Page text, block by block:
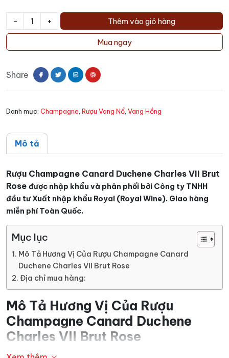
-
Rượu
Champagne
Canard
Charles
Rose
+ Thêm vào giỏ hàng
Mua ngay
Share
Danh mục: Champagne, Rượu Vang Nổ, Vang Hồng
Mô tả
Rượu Champagne Canard Duchene Charles VII Brut
Rose được nhập khẩu và phân phối bởi Công ty TNHH
đầu tư Xuất nhập khẩu Royal (Royal Wine). Giao hàng
miễn phí Toàn Quốc.
Mục lục
Mô Tả Hương Vị Của Rượu Champagne Canard
Duchene Charles VII Brut Rose
Địa chỉ mua hàng:
Mô Tả Hương Vị Của Rượu
Champagne Canard Duchene
Charles VII Brut Rose